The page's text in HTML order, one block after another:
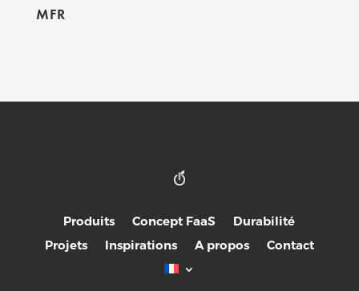
MFR
Produits Concept FaaS
Durabilité
Projets
Inspirations A propos Contact